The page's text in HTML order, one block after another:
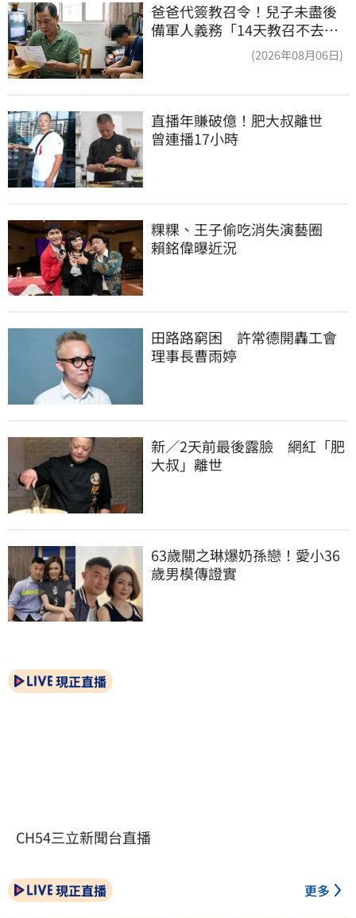
爸爸代簽教召令！兒子未盡後
備軍人義務「14天教召不去」
(2026年08月06日)
直播年賺破億！肥大叔離世
曾連播17小時
粿粿、王子偷吃消失演藝圈
賴銘偉曝近況
田路路窮困　許常德開轟工會
理事長曹雨婷
新／2天前最後露臉　網紅「肥
大叔」離世
63歲關之琳爆奶孫戀！愛小36
歲男模傳證實
現正直播
CH54三立新聞台直播
現正直播 更多